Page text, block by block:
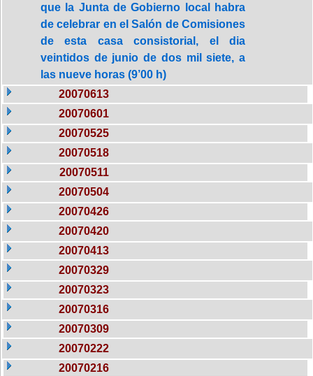
que la Junta de Gobierno local habra
de celebrar en el Salón de Comisiones
de esta casa consistorial, el dia
veintidos de junio de dos mil siete, a
las nueve horas (9’00 h)
20070613
20070601
20070525
20070518
20070511
20070504
20070426
20070420
20070413
20070329
20070323
20070316
20070309
20070222
20070216